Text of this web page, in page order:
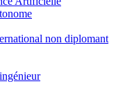
non diplomant